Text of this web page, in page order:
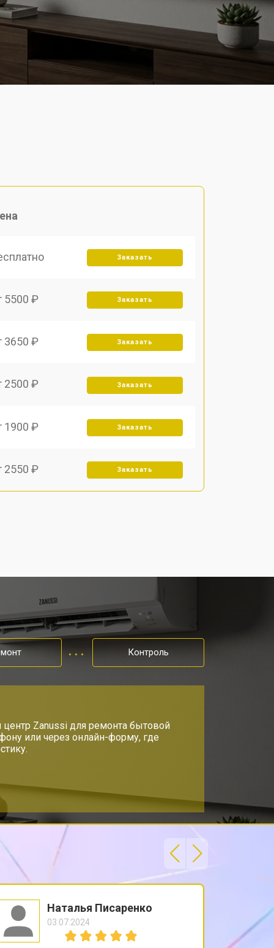
Заказать
5500 ₽ Заказать
3650 ₽ Заказать
2500 ₽ Заказать
1900 ₽ Заказать
2550 ₽ Заказать
Контроль
Zanussi для ремонта бытовой
или через онлайн-форму, где
Наталья Писаренко
03.07.2024